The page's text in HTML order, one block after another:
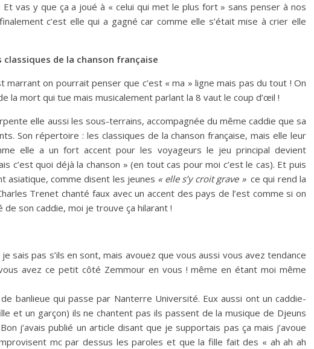
vas y que ça a joué à « celui qui met le plus fort » sans penser à nos
c’est elle qui a gagné car comme elle s’était mise à crier elle
de la chanson française
marrant on pourrait penser que c’est « ma » ligne mais pas du tout ! On
la mort qui tue mais musicalement parlant la 8 vaut le coup d’œil !
elle aussi les sous-terrains, accompagnée du même caddie que sa
Son répertoire : les classiques de la chanson française, mais elle leur
elle a un fort accent pour les voyageurs le jeu principal devient
c’est quoi déjà la chanson » (en tout cas pour moi c’est le cas). Et puis
asiatique, comme disent les jeunes « elle s’y croit grave » ce qui rend la
Trenet chanté faux avec un accent des pays de l’est comme si on
son caddie, moi je trouve ça hilarant !
sais pas s’ils en sont, mais avouez que vous aussi vous avez tendance
avez ce petit côté Zemmour en vous ! même en étant moi même
banlieue qui passe par Nanterre Université. Eux aussi ont un caddie-
et un garçon) ils ne chantent pas ils passent de la musique de Djeuns
j’avais publié un article disant que je supportais pas ça mais j’avoue
mc par dessus les paroles et que la fille fait des « ah ah ah